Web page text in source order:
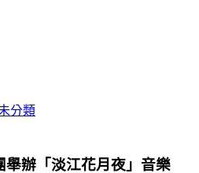
分類
舉辦「淡江花月夜」音樂